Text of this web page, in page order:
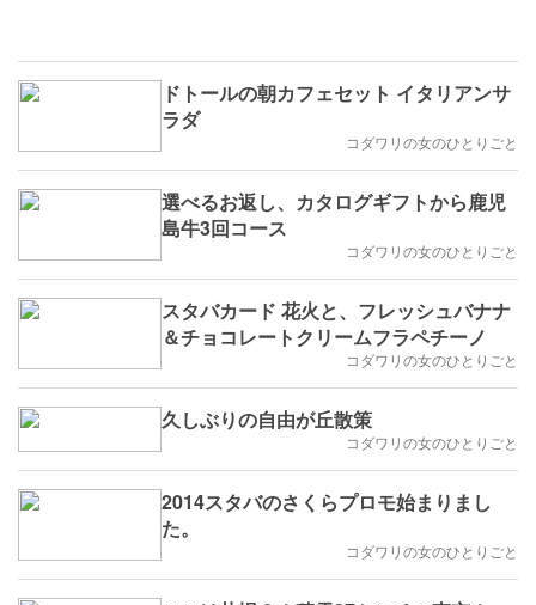
ドトールの朝カフェセット イタリアンサ
ラダ
コダワリの女のひとりごと
選べるお返し、カタログギフトから鹿児
島牛3回コース
コダワリの女のひとりごと
スタバカード 花火と、フレッシュバナナ
＆チョコレートクリームフラペチーノ
コダワリの女のひとりごと
久しぶりの自由が丘散策
コダワリの女のひとりごと
2014スタバのさくらプロモ始まりまし
た。
コダワリの女のひとりごと